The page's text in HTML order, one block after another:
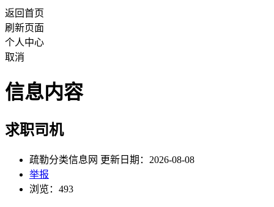
返回首页
刷新页面
个人中心
取消
信息内容
求职司机
疏勒分类信息网 更新日期：2026-08-08
举报
浏览：493